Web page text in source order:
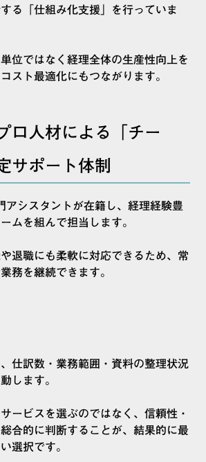
る「仕組み化支援」を行っていま
位ではなく経理全体の生産性向上を
スト最適化にもつながります。
ロ人材による「チー
サポート体制
アシスタントが在籍し、経理経験豊
ムを組んで担当します。
退職にも柔軟に対応できるため、常
務を継続できます。
仕訳数・業務範囲・資料の整理状況
します。
ービスを選ぶのではなく、信頼性・
合的に判断することが、結果的に最
選択です。